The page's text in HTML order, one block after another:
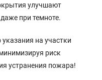
улучшают
при темноте.
указания на участки
риск
устранения пожара!